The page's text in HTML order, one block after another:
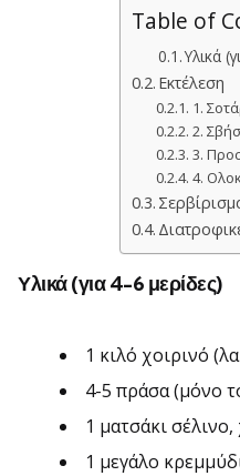
Table of
Υλικά
Εκτέλεση
1.
2.
3.
4.
Υλικά (για 4-6 μερίδες)
1 κιλό χοιρινό
4-5 πράσα (μόνο
1 ματσάκι
1 μεγάλο